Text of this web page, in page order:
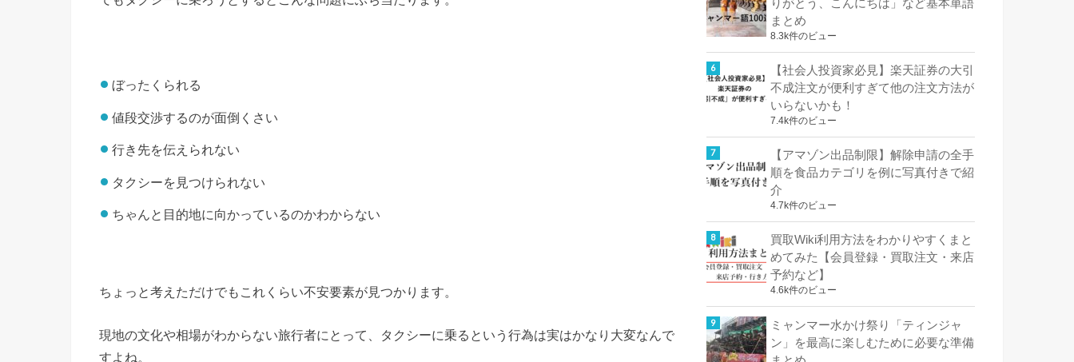
ぼったくられる
値段交渉するのが面倒くさい
行き先を伝えられない
タクシーを見つけられない
ちゃんと目的地に向かっているのかわからない
ちょっと考えただけでもこれくらい不安要素が見つかります。
現地の文化や相場がわからない旅行者にとって、タクシーに乗るという行為は実はかなり大変なんで
すよね。
りがとう、こんにちは」など基本単語
まとめ
8.3k件のビュー
【社会人投資家必見】楽天証券の大引
不成注文が便利すぎて他の注文方法が
いらないかも！
7.4k件のビュー
【アマゾン出品制限】解除申請の全手
順を食品カテゴリを例に写真付きで紹
介
4.7k件のビュー
買取Wiki利用方法をわかりやすくまと
めてみた【会員登録・買取注文・来店
予約など】
4.6k件のビュー
ミャンマー水かけ祭り「ティンジャ
ン」を最高に楽しむために必要な準備